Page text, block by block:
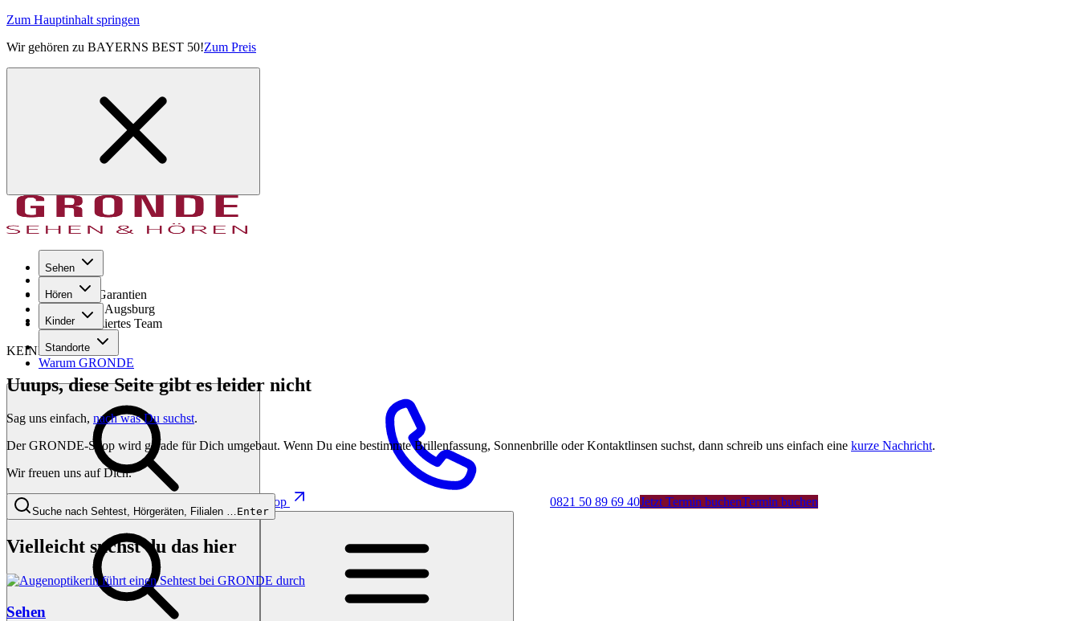
Zum Hauptinhalt springen
Wir gehören zu BAYERNS BEST 50!Zum Preis
Sehen
Hören
Kinder
Standorte
Warum GRONDE
Shop 0821 50 89 69 40Jetzt Termin buchenTermin buchen
Seit 1971
GRONDE Garantien
8× im Raum Augsburg
Hochqualifiziertes Team
KEINE SORGE!
Uuups, diese Seite gibt es leider nicht
Sag uns einfach, nach was Du suchst.
Der GRONDE-Shop wird gerade für Dich umgebaut. Wenn Du eine bestimmte Brillenfassung, Sonnenbrille oder Kontaktlinsen suchst, dann schreib uns einfach eine kurze Nachricht.
Wir freuen uns auf Dich.
Suche nach Sehtest, Hörgeräten, Filialen …Enter
Vielleicht suchst du das hier
Sehen